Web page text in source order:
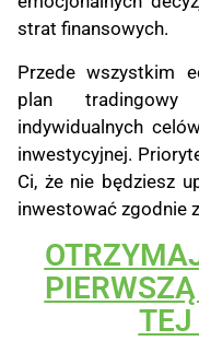
strat finansowych.
Przede wszystkim
plan
indywidualnych
inwestycyjnej.
Ci, że nie będziesz
inwestować zgodnie